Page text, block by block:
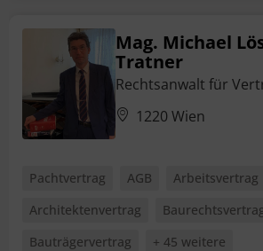
Mag. Michael
Tratner
Rechtsanwalt für
1220 Wien
Pachtvertrag AGB
Arbeitsvertrag
Architektenvertrag
Bauträgervertrag
+ 45 weitere